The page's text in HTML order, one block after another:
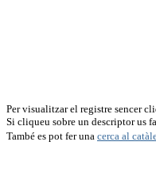
Per visualitzar el registre sencer
Si cliqueu sobre un descriptor us
També es pot fer una cerca al